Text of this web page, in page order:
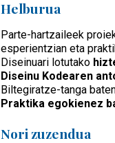
Helburua
Parte-hartzaileek
esperientzian eta
Diseinuari lotutako
Diseinu Kodearen
Biltegiratze-tanga
Praktika egokienez
Nori zuzendua